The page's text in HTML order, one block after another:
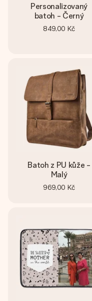
Personalizovaný
batoh - Černý
849,00 Kč
Batoh z PU kůže -
Malý
969,00 Kč